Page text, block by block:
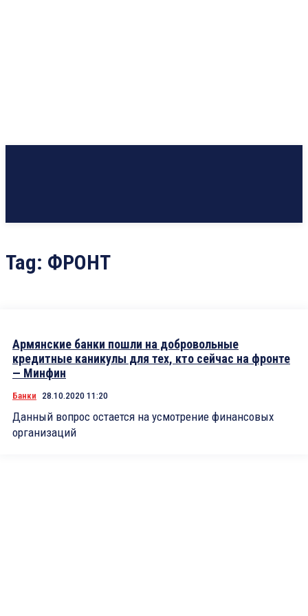
Tag: ФРОНТ
Армянские банки пошли на добровольные
кредитные каникулы для тех, кто сейчас на фронте
— Минфин
Банки 28.10.2020 11:20
Данный вопрос остается на усмотрение финансовых
организаций